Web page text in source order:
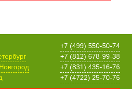
+7 (499) 550-50-74
+7 (812) 678-99-38
+7 (831) 435-16-76
+7 (4722) 25-70-76